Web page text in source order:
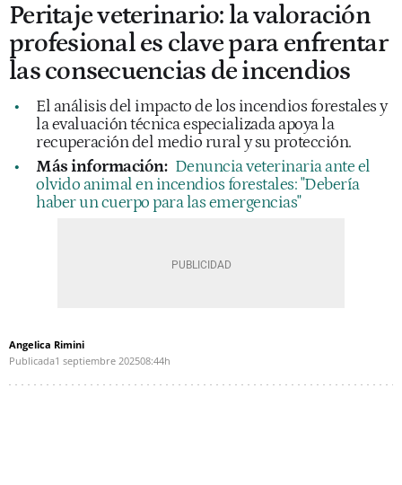
Peritaje veterinario: la valoración
profesional es clave para enfrentar
las consecuencias de incendios
El análisis del impacto de los incendios forestales y
la evaluación técnica especializada apoya la
recuperación del medio rural y su protección.
Más información: Denuncia veterinaria ante el
olvido animal en incendios forestales: "Debería
haber un cuerpo para las emergencias"
Angelica Rimini
Publicada1 septiembre 202508:44h